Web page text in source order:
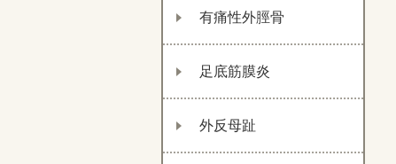
有痛性外脛骨
足底筋膜炎
外反母趾